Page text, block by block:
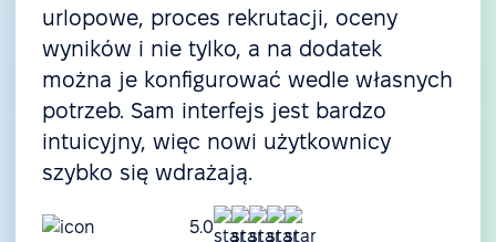
urlopowe, proces rekrutacji, oceny
wyników i nie tylko, a na dodatek
można je konfigurować wedle własnych
potrzeb. Sam interfejs jest bardzo
intuicyjny, więc nowi użytkownicy
szybko się wdrażają.
5.0